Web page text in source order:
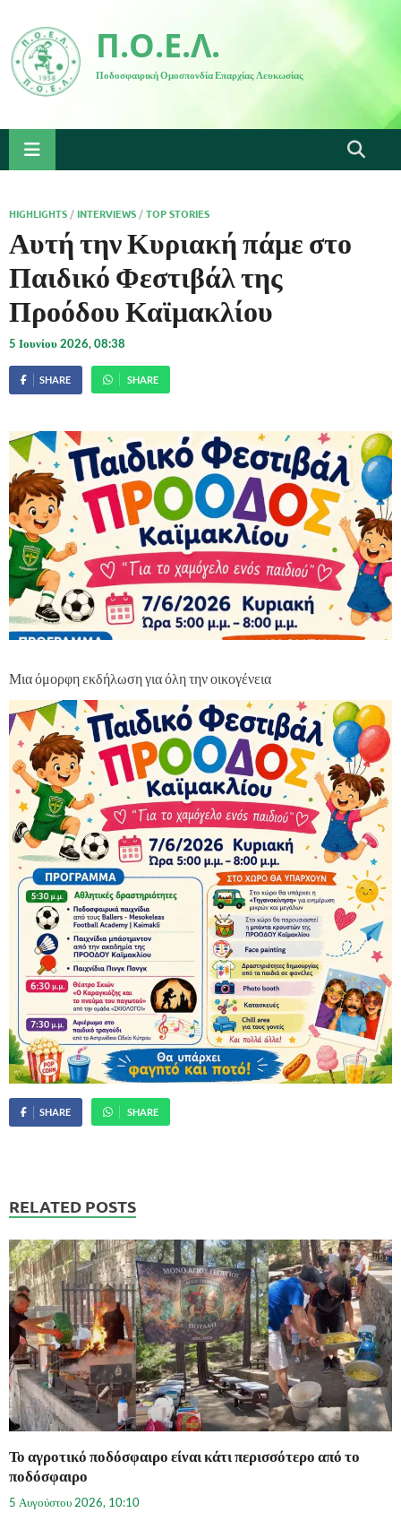
Π.Ο.Ε.Λ.
Ποδοσφαιρική Ομοσπονδία Επαρχίας Λευκωσίας
HIGHLIGHTS / INTERVIEWS /TOP STORIES
Αυτή την Κυριακή πάμε στο
Παιδικό Φεστιβάλ της
Προόδου Καϊμακλίου
5 Ιουνίου 2026, 08:38
SHARE SHARE
Μια όμορφη εκδήλωση για όλη την οικογένεια
SHARE SHARE
RELATED POSTS
Το αγροτικό ποδόσφαιρο είναι κάτι περισσότερο από το
ποδόσφαιρο
5 Αυγούστου 2026, 10:10